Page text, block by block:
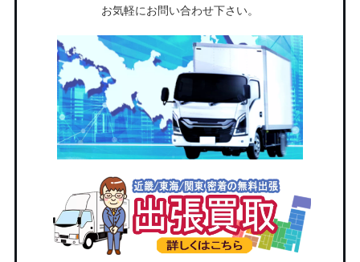
お気軽にお問い合わせ下さい。